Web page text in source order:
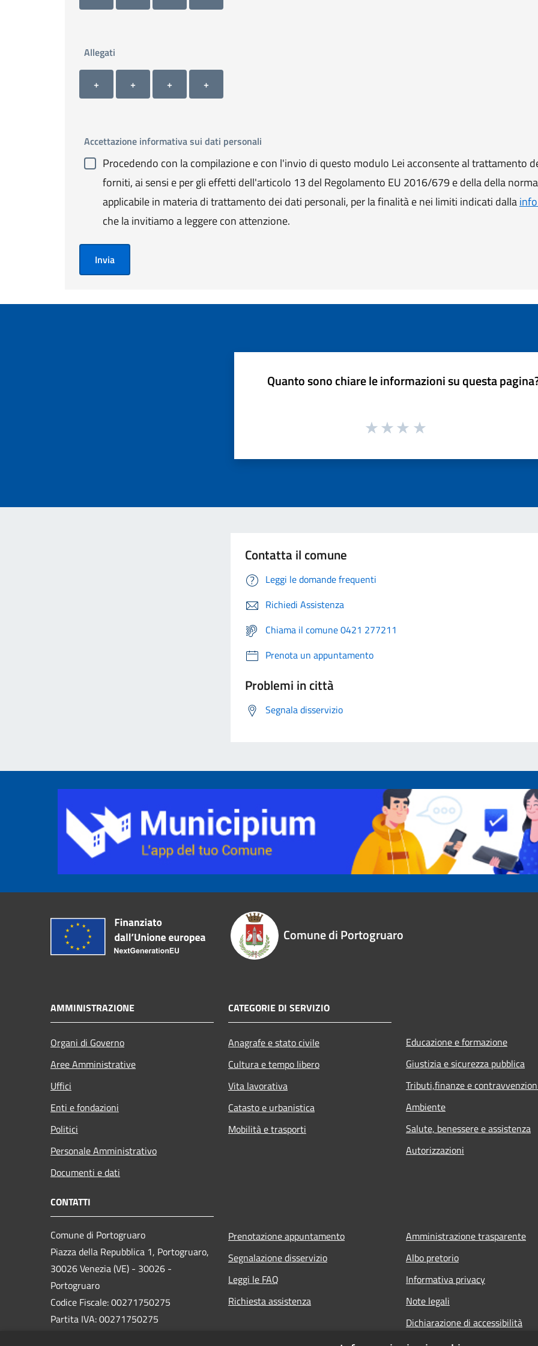
Allegati
Allegato 1
+
Allegato 2
+
Allegato 3
+
Allegato 4
+
Accettazione informativa sui dati personali
Procedendo con la compilazione e con l'invio di questo modulo Lei acconsente al trattamento
forniti, ai sensi e per gli effetti dell'articolo 13 del Regolamento EU 2016/679 e della della
applicabile in materia di trattamento dei dati personali, per la finalità e nei limiti indicati dalla
che la invitiamo a leggere con attenzione.
Invia
Quanto sono chiare le informazioni su questa
Contatta il comune
Leggi le domande frequenti
Richiedi Assistenza
Chiama il comune 0421 277211
Prenota un appuntamento
Problemi in città
Segnala disservizio
Comune di Portogruaro
AMMINISTRAZIONE
Organi di Governo
Aree Amministrative
Uffici
Enti e fondazioni
Politici
Personale Amministrativo
Documenti e dati
CATEGORIE DI SERVIZIO
Anagrafe e stato civile
Cultura e tempo libero
Vita lavorativa
Catasto e urbanistica
Mobilità e trasporti
Educazione e formazione
Giustizia e sicurezza pubblica
Tributi,finanze e
Ambiente
Salute, benessere e assistenza
Autorizzazioni
CONTATTI
Comune di Portogruaro
Piazza della Repubblica 1, Portogruaro,
30026 Venezia (VE) - 30026 -
Portogruaro
Codice Fiscale: 00271750275
Partita IVA: 00271750275
Prenotazione appuntamento
Segnalazione disservizio
Leggi le FAQ
Richiesta assistenza
Amministrazione trasparente
Albo pretorio
Informativa privacy
Note legali
Dichiarazione di accessibilità